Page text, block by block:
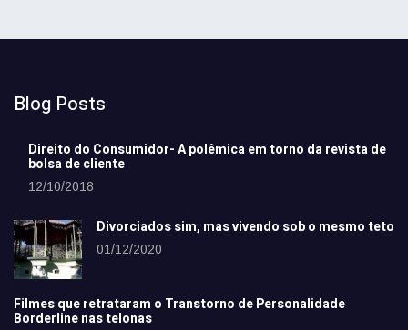
Blog Posts
Direito do Consumidor- A polêmica em torno da revista de
bolsa de cliente
12/10/2018
Divorciados sim, mas vivendo sob o mesmo teto
01/12/2020
Filmes que retrataram o Transtorno de Personalidade
Borderline nas telonas